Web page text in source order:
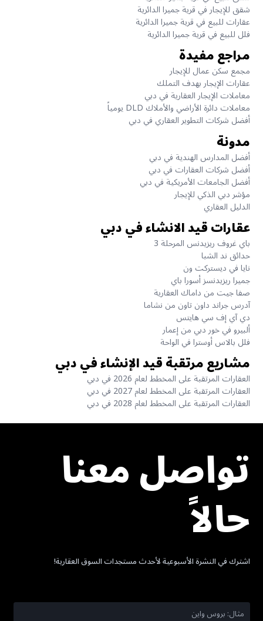
شقق للإيجار في قرية جميرا الدائرية
عقارات للبيع في قرية جميرا الدائرية
فلل للبيع في قرية جميرا الدائرية
مراجع مفيدة
مجمع سكن عمال للإيجار
عقارات الإيجار بهدف التملك
معاملات الإيجار العقارية في دبي
معاملات دائرة الأراضي والأملاك DLD يومياً
أفضل شركات التطوير العقاري في دبي
مدونة
أفضل المدارس الهندية في دبي
أفضل شركات العقارات في دبي
أفضل الجامعات الأمريكية في دبي
مؤشر دبي الذكي للإيجار
الدليل العقاري
عقارات قيد الانشاء في دبي
باي غروف ريزيدنس المرحلة 3
حدائق ند الشبا
نايا في ديستركت ون
جميرا ريزيدنسز أسورا باي
صفا جيت من داماك العقارية
آدرس جراند داون تاون من نشاما
دي آي إف سي هايتس
ألبيرو في خور دبي من إعمار
فلل بالاس أوسترا في الواحة
مشاريع مرتقبة قيد الإنشاء في دبي
العقارات المرتقبة على المخطط لعام 2026 في دبي
العقارات المرتقبة على المخطط لعام 2027 في دبي
العقارات المرتقبة على المخطط لعام 2028 في دبي
تواصل معنا
حالاً
اشترك في النشرة الأسبوعية لأحدث مستجدات السوق العقارية!